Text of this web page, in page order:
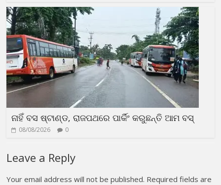
ନାହିଁ ବସ ଷ୍ଟାଣ୍ଡ, ରାଜପଥରେ ପାର୍କିଂ କରୁଛନ୍ତି ଆମ ବସ୍
08/08/2026 0
Leave a Reply
Your email address will not be published. Required fields are